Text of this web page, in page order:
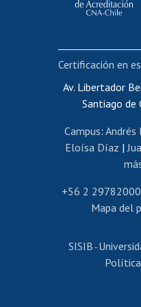
Cursos
Portal de
Certificado
Editar
Revalidación y
Postulación al
Av. Libertador
Santiago de
Campus: Andrés
Eloísa Díaz |
+56 2 29782000
Mapa del
SISIB -
Certificación en